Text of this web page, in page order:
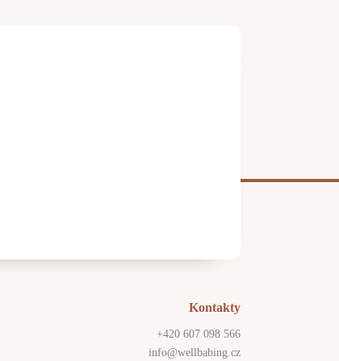
Kontakty
+420 607 098 566
info@wellbabing.cz